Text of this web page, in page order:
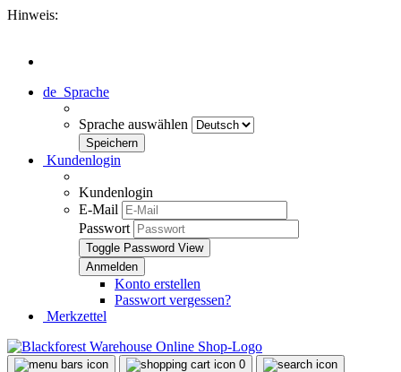
Hinweis:
de Sprache
Sprache auswählen
Kundenlogin
Kundenlogin
E-Mail
Passwort
Toggle Password View
Konto erstellen
Passwort vergessen?
Merkzettel
0